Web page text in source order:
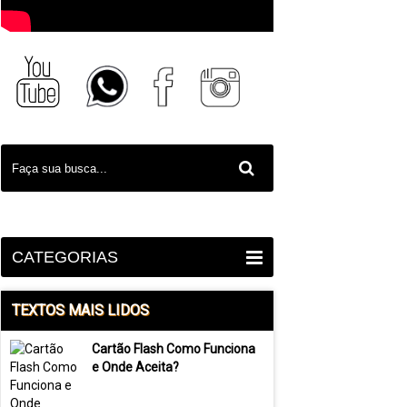
CATEGORIAS
TEXTOS MAIS LIDOS
Cartão Flash Como Funciona
e Onde Aceita?